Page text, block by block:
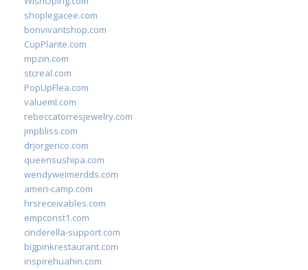
shoplegacee.com
bonvivantshop.com
CupPlante.com
mpzin.com
stcreal.com
PopUpFlea.com
valueml.com
rebeccatorresjewelry.com
jmpbliss.com
drjorgerico.com
queensushipa.com
wendyweimerdds.com
ameri-camp.com
hrsreceivables.com
empconst1.com
cinderella-support.com
bigpinkrestaurant.com
inspirehuahin.com